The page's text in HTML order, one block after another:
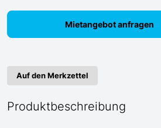
Mietangebot anfragen
Auf den Merkzettel
Produktbeschreibung